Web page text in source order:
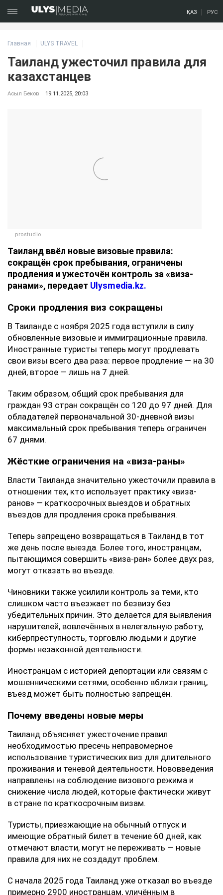
ҚАЗ РУС
Главная ULYS TRAVEL
Таиланд ужесточил правила для
казахстанцев
Асыл Беков 19.11.2025, 20:03
prostudio
Таиланд ввёл новые визовые правила:
сокращён срок пребывания, ограничены
продления и ужесточён контроль за «виза-
ранами», передает Ulysmedia.kz.
Сроки продления виз сокращены
В Таиланде с ноября 2025 года вступили в силу
обновленные визовые и иммиграционные правила.
Иностранные туристы теперь могут продлевать
свои визы всего два раза: первое продление — на 30
дней, второе — лишь на 7 дней.
Таким образом, общий срок пребывания для
граждан 93 стран сокращён со 120 до 97 дней. Для
обладателей первоначальной 30-дневной визы
максимальный срок пребывания теперь ограничен
67 днями.
Жёсткие ограничения на «виза-раны»
Власти Таиланда значительно ужесточили правила в
отношении тех, кто использует практику «виза-
ранов» — краткосрочных выездов и обратных
въездов для продления срока пребывания.
Теперь запрещено возвращаться в Таиланд в тот
же день после выезда. Более того, иностранцам,
пытающимся совершить «виза-ран» более двух раз,
могут отказать во въезде.
Чиновники также усилили контроль за теми, кто
слишком часто въезжает по безвизу без
убедительных причин. Это делается для выявления
нарушителей, вовлечённых в нелегальную работу,
киберпреступность, торговлю людьми и другие
формы незаконной деятельности.
Иностранцам с историей депортации или связям с
мошенническими сетями, особенно вблизи границ,
въезд может быть полностью запрещён.
Почему введены новые меры
Таиланд объясняет ужесточение правил
необходимостью пресечь неправомерное
использование туристических виз для длительного
проживания и теневой деятельности. Нововведения
направлены на соблюдение визового режима и
снижение числа людей, которые фактически живут
в стране по краткосрочным визам.
Туристы, приезжающие на обычный отпуск и
имеющие обратный билет в течение 60 дней, как
отмечают власти, могут не переживать — новые
правила для них не создадут проблем.
С начала 2025 года Таиланд уже отказал во въезде
примерно 2900 иностранцам, уличённым в